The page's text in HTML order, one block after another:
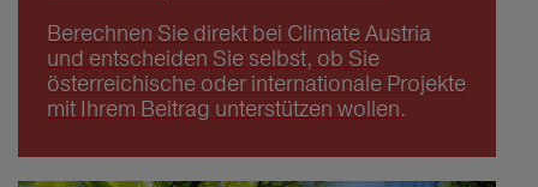
Berechnen Sie direkt bei Climate Austria
und entscheiden Sie selbst, ob Sie
österreichische oder internationale Projekte
mit Ihrem Beitrag unterstützen wollen.